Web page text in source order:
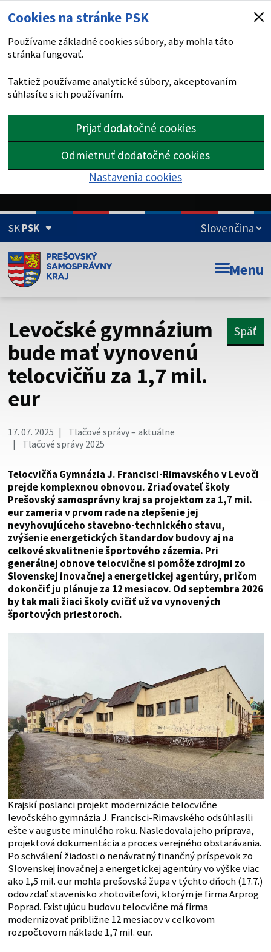
Cookies na stránke PSK
Používame základné cookies súbory, aby mohla táto
stránka fungovať.
Taktiež používame analytické súbory, akceptovaním
súhlasíte s ich používaním.
Prijať dodatočné cookies
Odmietnuť dodatočné cookies
Nastavenia cookies
SKPSK
Doména psk.sk je oficiálna
Toto je oficiálna webová stránka Prešovského
Táto stránka je zabezpečená
Buďte pozorní a vždy sa uistite, že zdieľate informácie iba
cez zabezpečenú webovú stránku. Zabezpečená stránka
vždy začína https:// pred názvom domény webového sídla.
Menu
Levočské gymnázium
bude mať vynovenú
telocvičňu za 1,7 mil.
eur
Späť
17. 07. 2025
Tlačové správy – aktuálne
Tlačové správy 2025
Telocvičňa Gymnázia J. Francisci-Rimavského v Levoči
prejde komplexnou obnovou. Zriaďovateľ školy
Prešovský samosprávny kraj sa projektom za 1,7 mil.
eur zameria v prvom rade na zlepšenie jej
nevyhovujúceho stavebno-technického stavu,
zvýšenie energetických štandardov budovy aj na
celkové skvalitnenie športového zázemia. Pri
generálnej obnove telocvične si pomôže zdrojmi zo
Slovenskej inovačnej a energetickej agentúry, pričom
dokončiť ju plánuje za 12 mesiacov. Od septembra 2026
by tak mali žiaci školy cvičiť už vo vynovených
športových priestoroch.
Krajskí poslanci projekt modernizácie telocvične
levočského gymnázia J. Francisci-Rimavského odsúhlasili
ešte v auguste minulého roku. Nasledovala jeho príprava,
projektová dokumentácia a proces verejného obstarávania.
Po schválení žiadosti o nenávratný finančný príspevok zo
Slovenskej inovačnej a energetickej agentúry vo výške viac
ako 1,5 mil. eur mohla prešovská župa v týchto dňoch (17.7.)
odovzdať stavenisko zhotoviteľovi, ktorým je firma Arprog
Poprad. Existujúcu budovu telocvične má firma
modernizovať približne 12 mesiacov v celkovom
rozpočtovom náklade 1,7 mil. eur.